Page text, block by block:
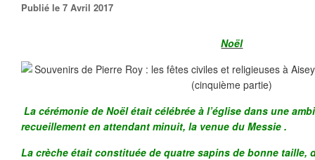
Publié le 7 Avril 2017
Noël
La cérémonie de Noël était célébrée à l’église dans une
recueillement en attendant minuit, la venue du Messie .
La crèche était constituée de quatre sapins de bonne taille,